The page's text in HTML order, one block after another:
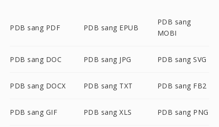
PDB sang PDF PDB sang EPUB
PDB sang
MOBI
PDB sang DOC PDB sang JPG PDB sang SVG
PDB sang DOCX PDB sang TXT PDB sang FB2
PDB sang GIF PDB sang XLS PDB sang PNG